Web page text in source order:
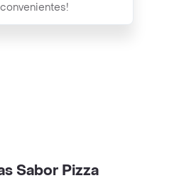
Sabor Pizza